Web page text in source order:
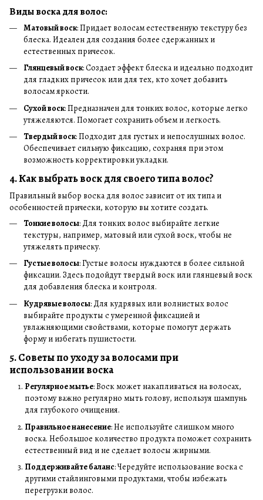
Виды воска для волос:
Матовый воск: Придает волосам естественную текстуру без
блеска. Идеален для создания более сдержанных и
естественных причесок.
Глянцевый воск: Создает эффект блеска и идеально подходит
для гладких причесок или для тех, кто хочет добавить
волосам яркости.
Сухой воск: Предназначен для тонких волос, которые легко
утяжеляются. Помогает сохранить объем и легкость.
Твердый воск: Подходит для густых и непослушных волос.
Обеспечивает сильную фиксацию, сохраняя при этом
возможность корректировки укладки.
4. Как выбрать воск для своего типа волос?
Правильный выбор воска для волос зависит от их типа и
особенностей прически, которую вы хотите создать.
Тонкие волосы: Для тонких волос выбирайте легкие
текстуры, например, матовый или сухой воск, чтобы не
утяжелять прическу.
Густые волосы: Густые волосы нуждаются в более сильной
фиксации. Здесь подойдут твердый воск или глянцевый воск
для добавления блеска и контроля.
Кудрявые волосы: Для кудрявых или волнистых волос
выбирайте продукты с умеренной фиксацией и
увлажняющими свойствами, которые помогут держать
форму и избегать пушистости.
5. Советы по уходу за волосами при
использовании воска
Регулярное мытье: Воск может накапливаться на волосах,
поэтому важно регулярно мыть голову, используя шампунь
для глубокого очищения.
Правильное нанесение: Не используйте слишком много
воска. Небольшое количество продукта поможет сохранить
естественный вид и не сделает волосы жирными.
Поддерживайте баланс: Чередуйте использование воска с
другими стайлинговыми продуктами, чтобы избежать
перегрузки волос.